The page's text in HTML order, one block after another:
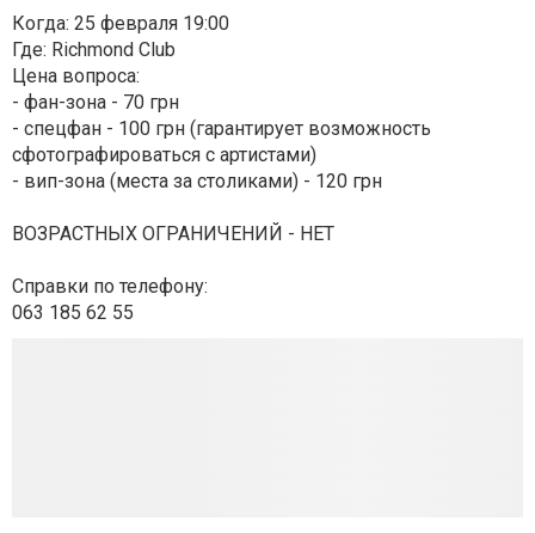
Когда: 25 февраля 19:00
Где: Richmond Club
Цена вопроса:
- фан-зона - 70 грн
- спецфан - 100 грн (гарантирует возможность
сфотографироваться с артистами)
- вип-зона (места за столиками) - 120 грн
ВОЗРАСТНЫХ ОГРАНИЧЕНИЙ - НЕТ
Справки по телефону:
063 185 62 55